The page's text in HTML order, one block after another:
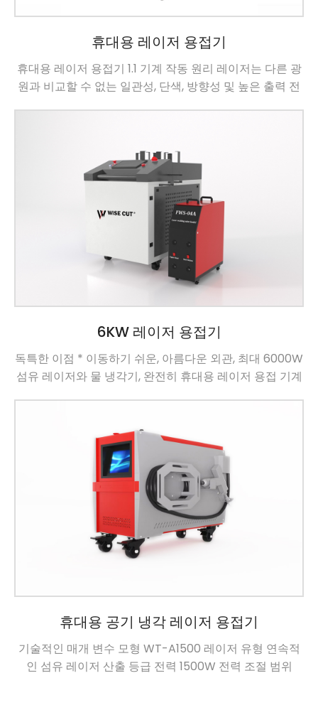
휴대용 레이저 용접기
휴대용 레이저 용접기 1.1 기계 작동 원리 레이저는 다른 광
원과 비교할 수 없는 일관성, 단색, 방향성 및 높은 출력 전
다.
6KW 레이저 용접기
독특한 이점 * 이동하기 쉬운, 아름다운 외관, 최대 6000W
섬유 레이저와 물 냉각기, 완전히 휴대용 레이저 용접 기계
어오지 않도록 자동으로 경보합니다 […]
휴대용 공기 냉각 레이저 용접기
기술적인 매개 변수 모형 WT-A1500 레이저 유형 연속적
인 섬유 레이저 산출 등급 전력 1500W 전력 조절 범위